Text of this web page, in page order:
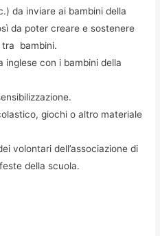
da inviare ai bambini della
da poter creare e sostenere
tra bambini.
inglese con i bambini della
giochi o altro materiale
volontari dell’associazione di
della scuola.